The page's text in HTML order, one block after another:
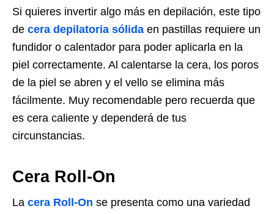
Si quieres invertir algo más en depilación, este tipo
de cera depilatoria sólida en pastillas requiere un
fundidor o calentador para poder aplicarla en la
piel correctamente. Al calentarse la cera, los poros
de la piel se abren y el vello se elimina más
fácilmente. Muy recomendable pero recuerda que
es cera caliente y dependerá de tus
circunstancias.
Cera Roll-On
La cera Roll-On se presenta como una variedad